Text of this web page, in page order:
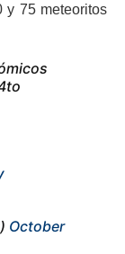
y 75 meteoritos
October